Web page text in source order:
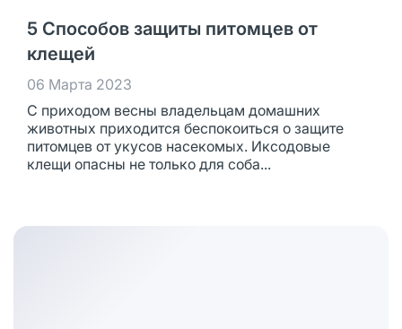
5 Способов защиты питомцев от
клещей
06 Марта 2023
С приходом весны владельцам домашних
животных приходится беспокоиться о защите
питомцев от укусов насекомых. Иксодовые
клещи опасны не только для соба...